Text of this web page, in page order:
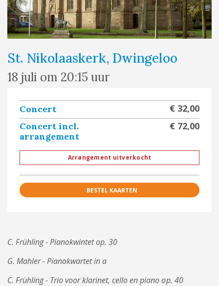
St. Nikolaaskerk, Dwingeloo
18 juli om 20:15 uur
Concert € 32,00
Concert incl.
arrangement
€ 72,00
Arrangement uitverkocht
BESTEL KAARTEN
C. Frühling - Pianokwintet op. 30
G. Mahler - Pianokwartet in a
C. Frühling - Trio voor klarinet, cello en piano op. 40